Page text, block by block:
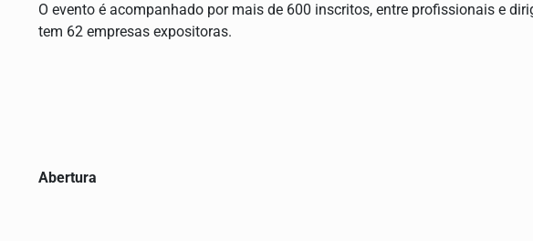
O evento é acompanhado por mais de 600 inscritos, entre profissionais e
tem 62 empresas expositoras.
Abertura